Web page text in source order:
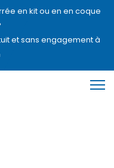
en kit ou en en coque
et sans engagement à